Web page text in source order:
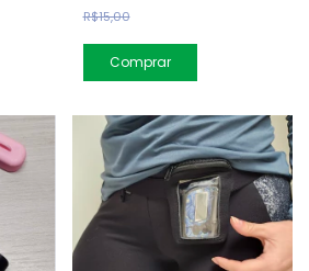
R$15,00